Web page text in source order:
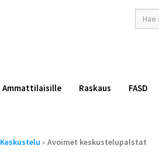
*
Ammattilaisille Raskaus FASD
Keskustelu » Avoimet keskustelupalstat